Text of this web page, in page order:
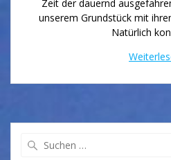
Zeit der dauernd
unserem Grundstück mit
Natürlich